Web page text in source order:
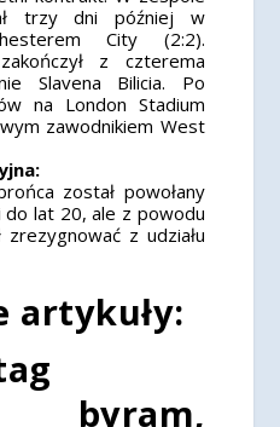
trzy dni później w
City (2:2).
z czterema
Slavena Bilicia. Po
na London Stadium
zawodnikiem West
został powołany
lat 20, ale z powodu
z udziału
artykuły:
byram,